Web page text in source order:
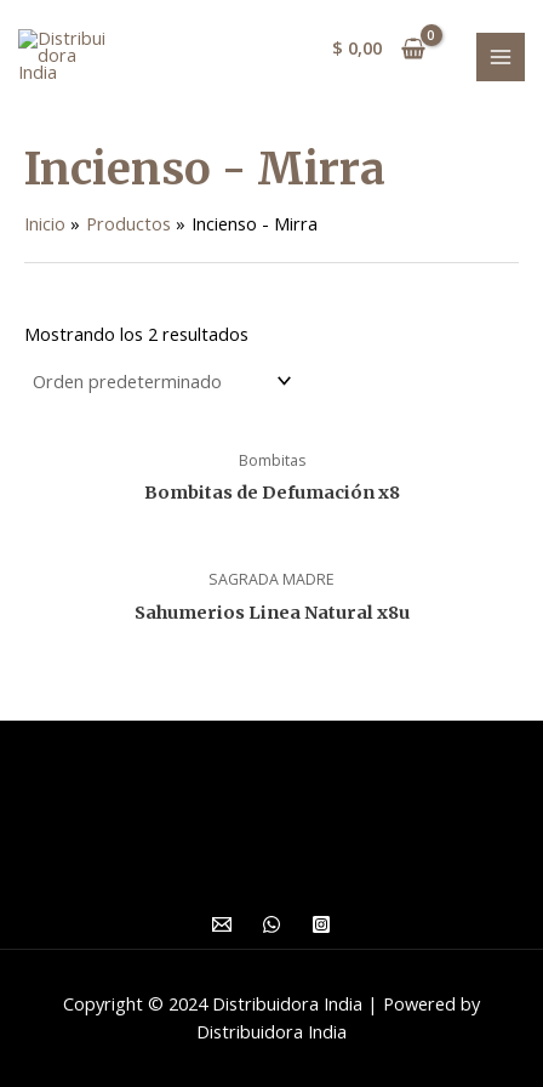
contenido
$ 0,00
Incienso - Mirra
Inicio Productos Incienso - Mirra
Mostrando los 2 resultados
Bombitas
Bombitas de Defumación x8
SAGRADA MADRE
Sahumerios Linea Natural x8u
Copyright © 2024 Distribuidora India | Powered by
Distribuidora India